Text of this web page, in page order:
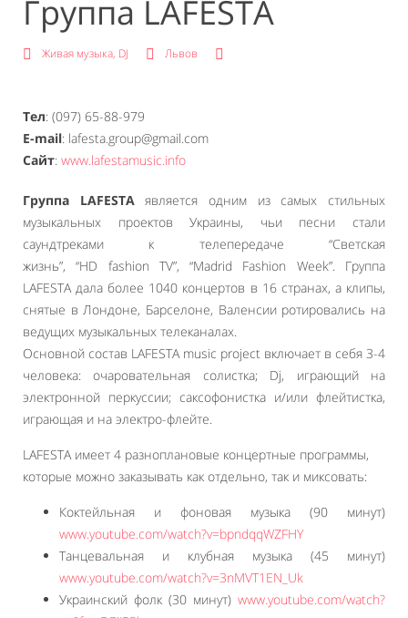
Группа LAFESTA
Живая музыка, DJ Львов
Тел: (097) 65-88-979
E-mail: lafesta.group@gmail.com
Сайт: www.lafestamusic.info
Группа LAFESTAявляется одним из самых стильных
музыкальных проектов Украины, чьи песни стали
саундтреками к телепередаче “Светская
жизнь”, “HD fashion TV”, “Madrid Fashion Week”. Группа
LAFESTA дала более 1040 концертов в 16 странах, а клипы,
снятые в Лондоне, Барселоне, Валенсии ротировались на
ведущих музыкальных телеканалах.
Основной состав LAFESTA music project включает в себя 3-4
человека: очаровательная солистка; Dj, играющий на
электронной перкуссии; саксофонистка и/или флейтистка,
играющая и на электро-флейте.
LAFESTA имеет 4 разноплановые концертные программы,
которые можно заказывать как отдельно, так и миксовать:
Коктейльная и фоновая музыка (90 минут)
www.youtube.com/watch?v=bpndqqWZFHY
Танцевальная и клубная музыка (45 минут)
www.youtube.com/watch?v=3nMVT1EN_Uk
Украинский фолк (30 минут) www.youtube.com/watch?